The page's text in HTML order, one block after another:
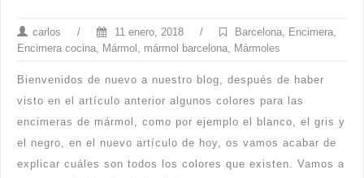
carlos / 11 enero, 2018 / Barcelona, Encimera,
Encimera cocina, Mármol , mármol barcelona, Mármoles
Bienvenidos de nuevo a nuestro blog, después de haber
visto en el artículo anterior algunos colores para las
encimeras de mármol, como por ejemplo el blanco, el gris y
el negro, en el nuevo artículo de hoy, os vamos acabar de
explicar cuáles son todos los colores que existen. Vamos a